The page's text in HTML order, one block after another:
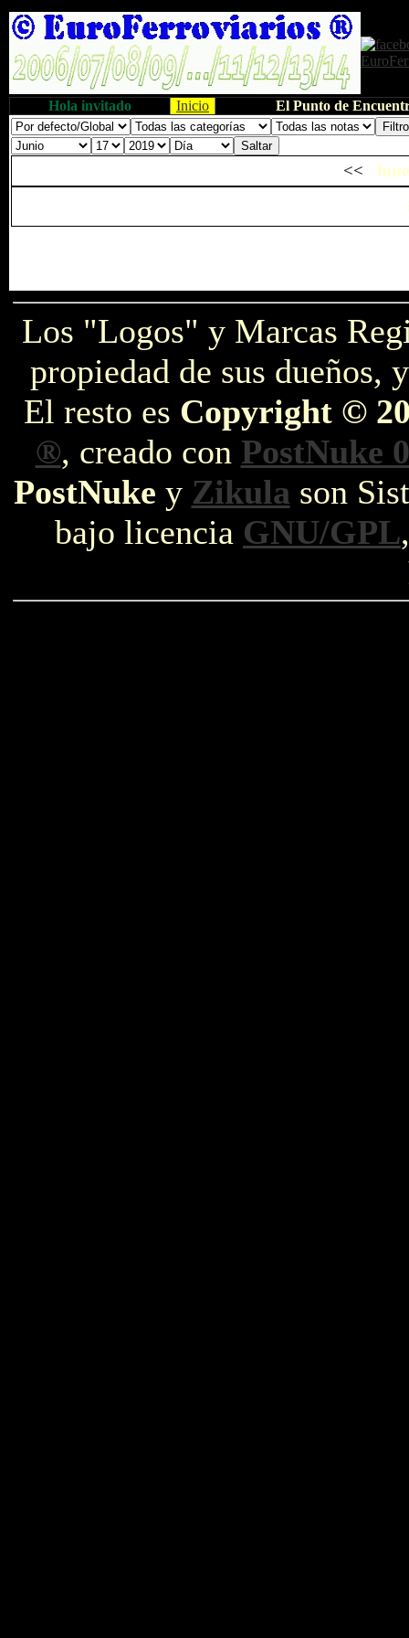
Hola invitado Inicio El Punto de
<<
Los "Logos" y Marcas
propiedad de sus dueños,
El resto es Copyright ©
®, creado con PostNuke
PostNuke y Zikula son
bajo licencia GNU/GPL